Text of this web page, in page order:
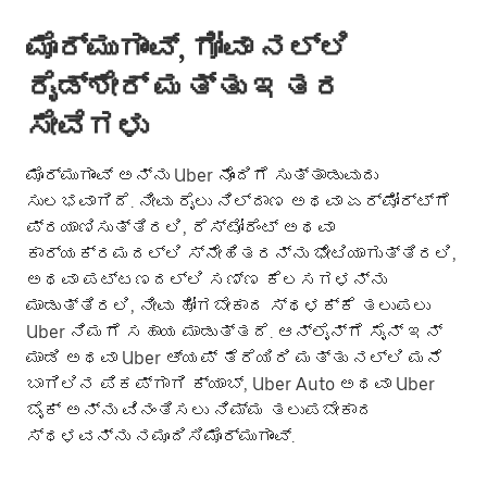
ಮೊರ್ಮುಗಾಂವ್‌, ಗೋವಾ ನಲ್ಲಿ
ರೈಡ್‌ಶೇರ್ ಮತ್ತು ಇತರ
ಸೇವೆಗಳು
ಮೊರ್ಮುಗಾಂವ್‌ ಅನ್ನು Uber ನೊಂದಿಗೆ ಸುತ್ತಾಡುವುದು
ಸುಲಭವಾಗಿದೆ. ನೀವು ರೈಲು ನಿಲ್ದಾಣ ಅಥವಾ ಏರ್‌ಪೋರ್ಟ್‌ಗೆ
ಪ್ರಯಾಣಿಸುತ್ತಿರಲಿ, ರೆಸ್ಟೋರೆಂಟ್ ಅಥವಾ
ಕಾರ್ಯಕ್ರಮದಲ್ಲಿ ಸ್ನೇಹಿತರನ್ನು ಭೇಟಿಯಾಗುತ್ತಿರಲಿ,
ಅಥವಾ ಪಟ್ಟಣದಲ್ಲಿ ಸಣ್ಣ ಕೆಲಸಗಳನ್ನು
ಮಾಡುತ್ತಿರಲಿ, ನೀವು ಹೋಗಬೇಕಾದ ಸ್ಥಳಕ್ಕೆ ತಲುಪಲು
Uber ನಿಮಗೆ ಸಹಾಯ ಮಾಡುತ್ತದೆ. ಆನ್‌ಲೈನ್‌ಗೆ ಸೈನ್ ಇನ್
ಮಾಡಿ ಅಥವಾ Uber ಆ್ಯಪ್ ತೆರೆಯಿರಿ ಮತ್ತು ನಲ್ಲಿ ಮನೆ
ಬಾಗಿಲಿನ ಪಿಕಪ್‌ಗಾಗಿ ಕ್ಯಾಬ್, Uber Auto ಅಥವಾ Uber
ಬೈಕ್ ಅನ್ನು ವಿನಂತಿಸಲು ನಿಮ್ಮ ತಲುಪಬೇಕಾದ
ಸ್ಥಳವನ್ನು ನಮೂದಿಸಿಮೊರ್ಮುಗಾಂವ್‌.